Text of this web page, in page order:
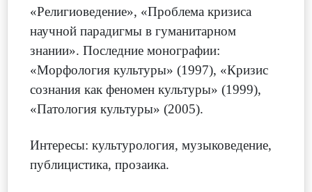
«Религиоведение», «Проблема кризиса
научной парадигмы в гуманитарном
знании». Последние монографии:
«Морфология культуры» (1997), «Кризис
сознания как феномен культуры» (1999),
«Патология культуры» (2005).
Интересы: культурология, музыковедение,
публицистика, прозаика.